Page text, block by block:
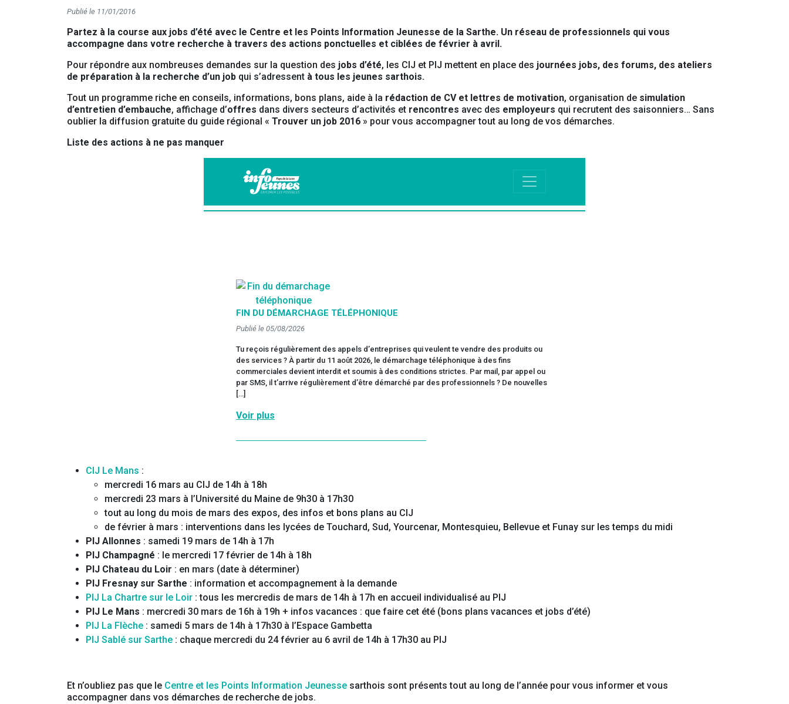
Publié le 11/01/2016
Partez à la course aux jobs d’été avec le Centre et les Points Information Jeunesse de la Sarthe. Un réseau de professionnels qui vous
accompagne dans votre recherche à travers des actions ponctuelles et ciblées de février à avril.
Pour répondre aux nombreuses demandes sur la question des jobs d’été, les CIJ et PIJ mettent en place des journées jobs, des forums, des ateliers
de préparation à la recherche d’un job qui s’adressent à tous les jeunes sarthois.
Tout un programme riche en conseils, informations, bons plans, aide à la rédaction de CV et lettres de motivation, organisation de simulation
d’entretien d’embauche, affichage d’offres dans divers secteurs d’activités et rencontres avec des employeurs qui recrutent des saisonniers… Sans
oublier la diffusion gratuite du guide régional « Trouver un job 2016 » pour vous accompagner tout au long de vos démarches.
Liste des actions à ne pas manquer
CIJ Le Mans :
mercredi 16 mars au CIJ de 14h à 18h
mercredi 23 mars à l’Université du Maine de 9h30 à 17h30
tout au long du mois de mars des expos, des infos et bons plans au CIJ
de février à mars : interventions dans les lycées de Touchard, Sud, Yourcenar, Montesquieu, Bellevue et Funay sur les temps du midi
PIJ Allonnes : samedi 19 mars de 14h à 17h
PIJ Champagné : le mercredi 17 février de 14h à 18h
PIJ Chateau du Loir : en mars (date à déterminer)
PIJ Fresnay sur Sarthe : information et accompagnement à la demande
PIJ La Chartre sur le Loir : tous les mercredis de mars de 14h à 17h en accueil individualisé au PIJ
PIJ Le Mans : mercredi 30 mars de 16h à 19h + infos vacances : que faire cet été (bons plans vacances et jobs d’été)
PIJ La Flèche : samedi 5 mars de 14h à 17h30 à l’Espace Gambetta
PIJ Sablé sur Sarthe : chaque mercredi du 24 février au 6 avril de 14h à 17h30 au PIJ
Et n’oubliez pas que le Centre et les Points Information Jeunesse sarthois sont présents tout au long de l’année pour vous informer et vous
accompagner dans vos démarches de recherche de jobs.